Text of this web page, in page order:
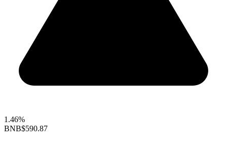
1.46%
BNB$590.87